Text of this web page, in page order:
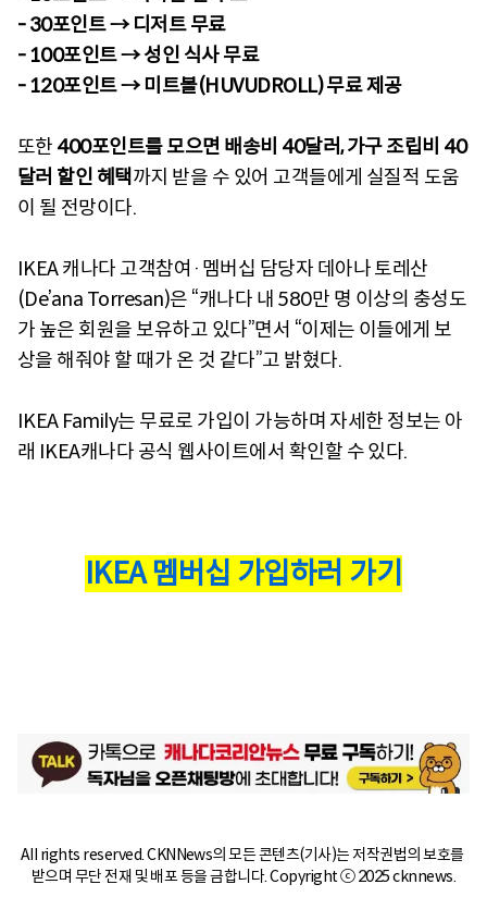
- 30포인트 → 디저트 무료
- 100포인트 → 성인 식사 무료
- 120포인트 → 미트볼(HUVUDROLL) 무료 제공
또한 400포인트를 모으면 배송비 40달러, 가구 조립비 40
달러 할인 혜택까지 받을 수 있어 고객들에게 실질적 도움
이 될 전망이다.
IKEA 캐나다 고객참여·멤버십 담당자 데아나 토레산
(De’ana Torresan)은 “캐나다 내 580만 명 이상의 충성도
가 높은 회원을 보유하고 있다”면서 “이제는 이들에게 보
상을 해줘야 할 때가 온 것 같다”고 밝혔다.
IKEA Family는 무료로 가입이 가능하며 자세한 정보는 아
래 IKEA캐나다 공식 웹사이트에서 확인할 수 있다.
IKEA 멤버십 가입하러 가기
All rights reserved. CKNNews의 모든 콘텐츠(기사)는 저작권법의 보호를
받으며 무단 전재 및 배포 등을 금합니다. Copyright ⓒ 2025 cknnews.